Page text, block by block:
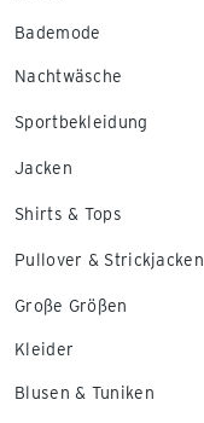
Bademode
Nachtwäsche
Sportbekleidung
Jacken
Shirts & Tops
Pullover & Strickjacken
Große Größen
Kleider
Blusen & Tuniken